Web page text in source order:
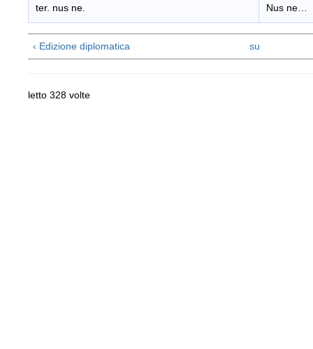
ter. nus ne.
Nus ne…
‹ Edizione diplomatica su
letto 328 volte